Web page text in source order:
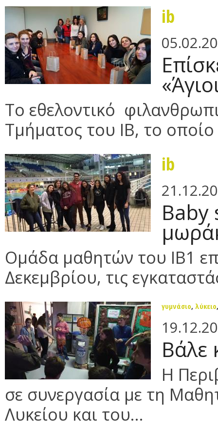
ib
Το εθελοντικό
Τμήματος του IB, το οποίο
ib
Baby
Oμάδα μαθητών του ΙΒ1
Δεκεμβρίου, τις
γυμνάσιο, λύκειο
Βάλε
Η
σε συνεργασία με τη
Λυκείου και του...